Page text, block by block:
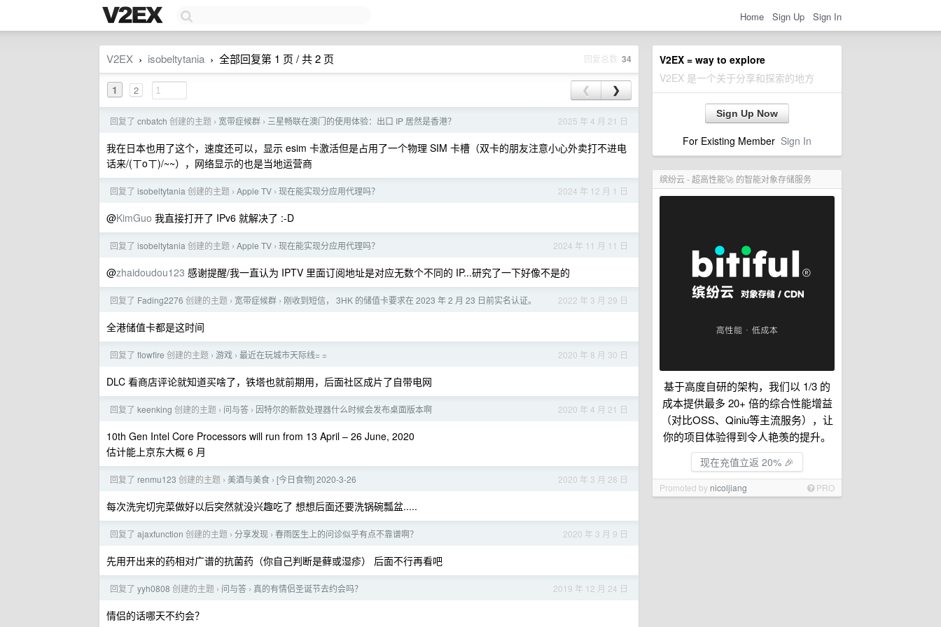
Home Sign Up Sign In
V2EX = way to explore
V2EX 是一个关于分享和探索的地方
Sign Up Now
For Existing Member Sign In
缤纷云 - 超高性能🚀 的智能对象存储服务
基于高度自研的架构，我们以 1/3 的
成本提供最多 20+ 倍的综合性能增益
（对比OSS、Qiniu等主流服务），让
你的项目体验得到令人艳羡的提升。
现在充值立返 20% 🎉
Promoted by nicoljiang PRO
V2EX › isobeltytania › 全部回复第 1 页 / 共 2 页 回复总数 34
1 2 ❮ ❯
2025 年 4 月 21 日
回复了 cnbatch 创建的主题 › 宽带症候群 › 三星畅联在澳门的使用体验：出口 IP 居然是香港？
我在日本也用了这个，速度还可以，显示 esim 卡激活但是占用了一个物理 SIM 卡槽（双卡的朋友注意小心外卖打不进电
话来/(ㄒoㄒ)/~~），网络显示的也是当地运营商
2024 年 12 月 1 日
回复了 isobeltytania 创建的主题 › Apple TV › 现在能实现分应用代理吗？
@KimGuo 我直接打开了 IPv6 就解决了 :-D
2024 年 11 月 11 日
回复了 isobeltytania 创建的主题 › Apple TV › 现在能实现分应用代理吗？
@zhaidoudou123 感谢提醒/我一直认为 IPTV 里面订阅地址是对应无数个不同的 IP...研究了一下好像不是的
2022 年 3 月 29 日
回复了 Fading2276 创建的主题 › 宽带症候群 › 刚收到短信， 3HK 的储值卡要求在 2023 年 2 月 23 日前实名认证。
全港储值卡都是这时间
2020 年 8 月 30 日
回复了 flowfire 创建的主题 › 游戏 › 最近在玩城市天际线= =
DLC 看商店评论就知道买啥了，铁塔也就前期用，后面社区成片了自带电网
2020 年 4 月 21 日
回复了 keenking 创建的主题 › 问与答 › 因特尔的新款处理器什么时候会发布桌面版本啊
10th Gen Intel Core Processors will run from 13 April – 26 June, 2020
估计能上京东大概 6 月
2020 年 3 月 28 日
回复了 renmu123 创建的主题 › 美酒与美食 › [今日食物] 2020-3-26
每次洗完切完菜做好以后突然就没兴趣吃了 想想后面还要洗锅碗瓢盆.....
2020 年 3 月 9 日
回复了 ajaxfunction 创建的主题 › 分享发现 › 春雨医生上的问诊似乎有点不靠谱啊？
先用开出来的药相对广谱的抗菌药（你自己判断是藓或湿疹） 后面不行再看吧
2019 年 12 月 24 日
回复了 yyh0808 创建的主题 › 问与答 › 真的有情侣圣诞节去约会吗？
情侣的话哪天不约会？